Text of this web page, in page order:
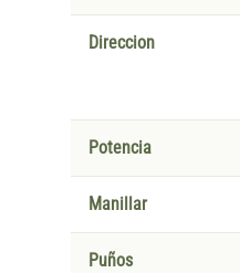
Direccion
Potencia
Manillar
Puños